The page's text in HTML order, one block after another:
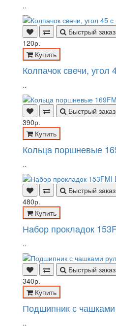
..
Быстрый заказ
120р.
Купить
Колпачок свечи, угол
..
Быстрый заказ
390р.
Купить
Кольца поршневые
..
Быстрый заказ
480р.
Купить
Набор прокладок
..
Быстрый заказ
340р.
Купить
Подшипник с
..